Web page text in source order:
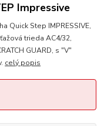
Impressive
Quick Step IMPRESSIVE,
trieda AC4/32,
GUARD, s "V"
celý popis